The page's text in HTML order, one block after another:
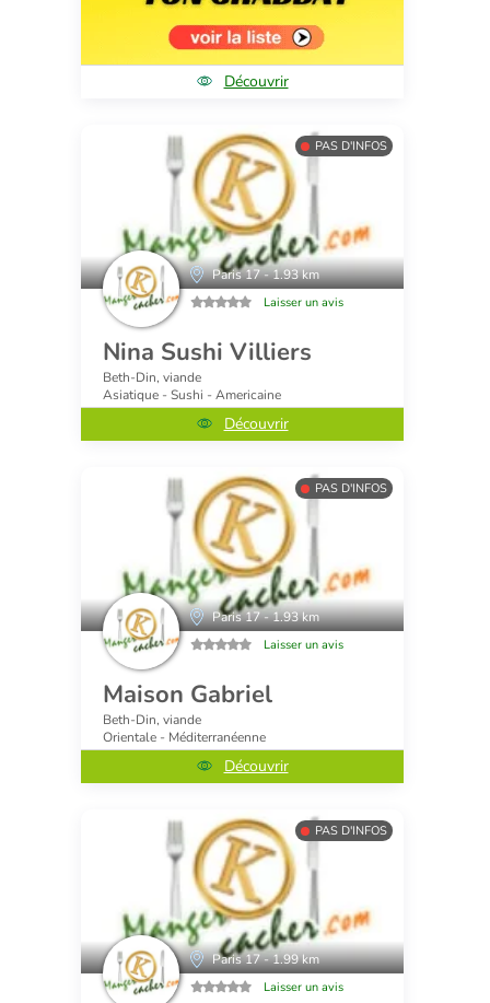
Découvrir
PAS D'INFOS
Paris 17 - 1.93 km
Laisser un avis
Nina Sushi Villiers
Beth-Din, viande
Asiatique - Sushi - Americaine
Découvrir
PAS D'INFOS
Paris 17 - 1.93 km
Laisser un avis
Maison Gabriel
Beth-Din, viande
Orientale - Méditerranéenne
Découvrir
PAS D'INFOS
Paris 17 - 1.99 km
Laisser un avis